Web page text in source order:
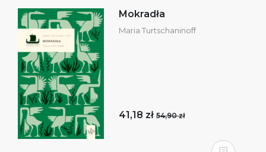
Mokradła
Maria Turtschaninoff
41,18 zł 54,90 zł